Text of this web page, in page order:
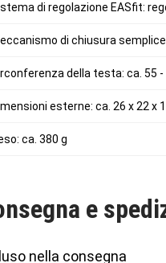
di regolazione EASfit:
di chiusura semplice
della testa: ca. 55 -
esterne: ca. 26 x 22 x
ca. 380 g
e
nella consegna